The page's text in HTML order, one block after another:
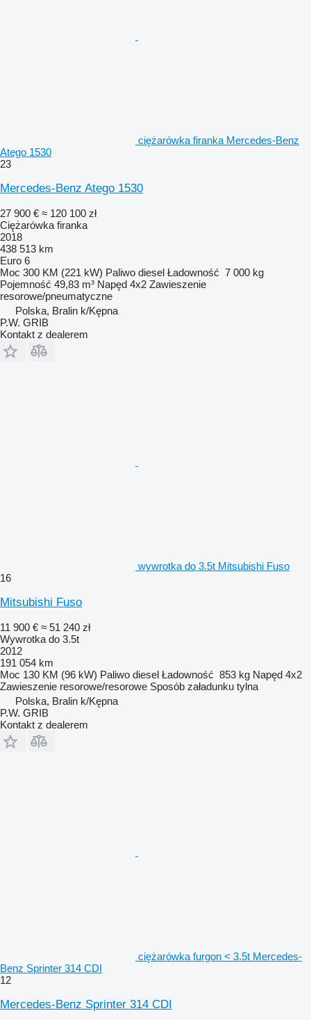
ciężarówka firanka Mercedes-Benz
Atego 1530
23
Mercedes-Benz Atego 1530
27 900 € ≈ 120 100 zł
Ciężarówka firanka
2018
438 513 km
Euro 6
Moc 300 KM (221 kW) Paliwo diesel Ładowność 7 000 kg
Pojemność 49,83 m³ Napęd 4x2 Zawieszenie
resorowe/pneumatyczne
Polska, Bralin k/Kępna
P.W. GRIB
Kontakt z dealerem
wywrotka do 3.5t Mitsubishi Fuso
16
Mitsubishi Fuso
11 900 € ≈ 51 240 zł
Wywrotka do 3.5t
2012
191 054 km
Moc 130 KM (96 kW) Paliwo diesel Ładowność 853 kg Napęd 4x2
Zawieszenie resorowe/resorowe Sposób załadunku tylna
Polska, Bralin k/Kępna
P.W. GRIB
Kontakt z dealerem
ciężarówka furgon < 3.5t Mercedes-
Benz Sprinter 314 CDI
12
Mercedes-Benz Sprinter 314 CDI